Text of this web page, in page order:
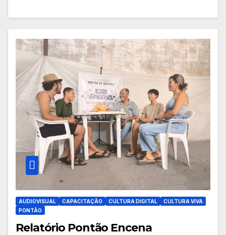
AUDIOVISUAL CAPACITAÇÃO CULTURA DIGITAL
CULTURA VIVA
PONTÃO
Relatório Pontão Encena